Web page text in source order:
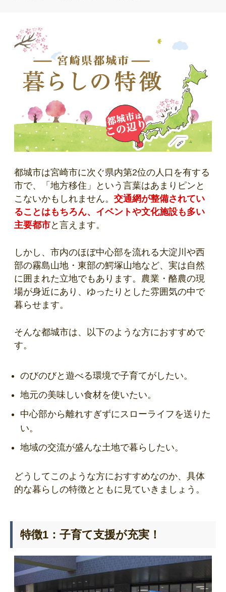
都城市は宮崎市に次ぐ県内第2位の人口を有する
市で、「地方移住」という言葉はあまりピンと
こないかもしれません。 交通網が整備されてい
ることはもちろん、イベントや文化施設も多い
主要都市と言えます。
しかし、市内のほぼ中心部を流れる大淀川や西
部の霧島山地・東部の鰐塚山地など、実は自然
に囲まれた立地でもあります。農業・酪農の現
場が身近にあり、ゆったりとした雰囲気の中で
暮らせます。
そんな都城市は、以下のような方におすすめで
す。
のびのびと遊べる環境で子育てがしたい。
地元の美味しい食材を使いたい。
中心部から離れすぎずにスローライフを送りた
い。
地域の交流が盛んな土地で暮らしたい。
どうしてこのような方におすすめなのか、具体
的な暮らしの特徴とともに見ていきましょう。
特徴1：子育て支援が充実！